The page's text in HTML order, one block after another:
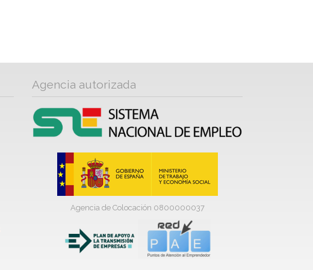
Agencia autorizada
Agencia de Colocación 0800000037